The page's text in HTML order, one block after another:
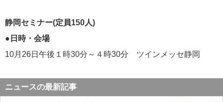
静岡セミナー(定員150人)
●日時・会場
10月26日午後１時30分～４時30分 ツインメッセ静岡
ニュースの最新記事